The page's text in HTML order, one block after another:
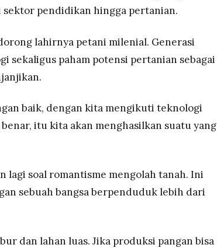
pendidikan hingga pertanian.
lahirnya petani milenial. Generasi
sekaligus paham potensi pertanian sebagai
baik, dengan kita mengikuti teknologi
itu kita akan menghasilkan suatu yang
lagi soal romantisme mengolah tanah. Ini
sebuah bangsa berpenduduk lebih dari
dan lahan luas. Jika produksi pangan bisa